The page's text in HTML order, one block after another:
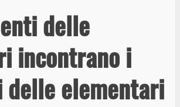
delle
incontrano i
delle elementari